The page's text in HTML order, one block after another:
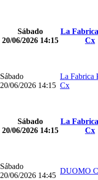
Sábado
20/06/2026 14:15
La
Cx
Sábado
20/06/2026 14:15
La Fabrica
Cx
Sábado
20/06/2026 14:15
La
Cx
Sábado
20/06/2026 14:45
DUOMO